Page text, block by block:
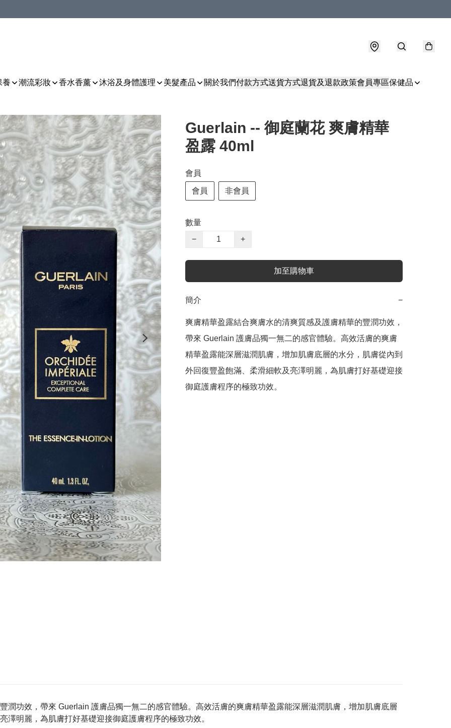
養 潮流彩妝 香水香薰 沐浴及身體護理 美髮產品 關於我們付款方式送貨方式退貨及退款政策會員專區保健品
Guerlain -- 御庭蘭花 爽膚精華
盈露 40ml
會員
會員 非會員
數量
−
+
加至購物車
簡介 −
爽膚精華盈露結合爽膚水的清爽質感及護膚精華的豐潤功效，
帶來 Guerlain 護膚品獨一無二的感官體驗。高效活膚的爽膚
精華盈露能深層滋潤肌膚，增加肌膚底層的水分，肌膚從內到
外回復豐盈飽滿、柔滑細軟及亮澤明麗，為肌膚打好基礎迎接
御庭護膚程序的極致功效。
潤功效，帶來 Guerlain 護膚品獨一無二的感官體驗。高效活膚的爽膚精華盈露能深層滋潤肌膚，增加肌膚底層
澤明麗，為肌膚打好基礎迎接御庭護膚程序的極致功效。